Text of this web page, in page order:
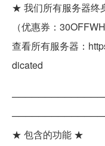
★ 我们所有服务器终
（优惠券：
查看所有服务器：
dicated
★ 包含的功能 ★